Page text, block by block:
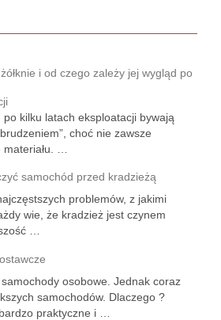
i od czego zależy jej wygląd po
po kilku latach eksploatacji bywają
choć nie zawsze
…
samochód przed kradzieżą
problemów, z jakimi
wie, że kradzież jest czynem
…
osobowe. Jednak coraz
samochodów. Dlaczego ?
praktyczne i …